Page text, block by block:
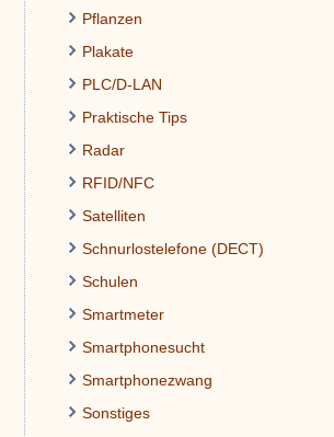
Pflanzen
Plakate
PLC/D-LAN
Praktische Tips
Radar
RFID/NFC
Satelliten
Schnurlostelefone (DECT)
Schulen
Smartmeter
Smartphonesucht
Smartphonezwang
Sonstiges